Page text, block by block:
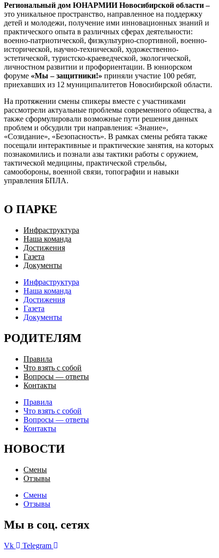
Региональный дом ЮНАРМИИ Новосибирской области –
это уникальное пространство, направленное на поддержку
детей и молодежи, получение ими инновационных знаний и
практического опыта в различных сферах деятельности:
военно-патриотической, физкультурно-спортивной, военно-
исторической, научно-технической, художественно-
эстетической, туристско-краеведческой, экологической,
личностном развитии и профориентации. В юниорском
форуме «Мы – защитники!» приняли участие 100 ребят,
приехавших из 12 муниципалитетов Новосибирской области.
На протяжении смены спикеры вместе с участниками
рассмотрели актуальные проблемы современного общества, а
также сформулировали возможные пути решения данных
проблем и обсудили три направления: «Знание»,
«Созидание», «Безопасность». В рамках смены ребята также
посещали интерактивные и практические занятия, на которых
познакомились и познали азы тактики работы с оружием,
тактической медицины, практической стрельбы,
самообороны, военной связи, топографии и навыки
управления БПЛА.
О ПАРКЕ
Инфраструктура
Наша команда
Достижения
Газета
Документы
Инфраструктура
Наша команда
Достижения
Газета
Документы
РОДИТЕЛЯМ
Правила
Что взять с собой
Вопросы — ответы
Контакты
Правила
Что взять с собой
Вопросы — ответы
Контакты
НОВОСТИ
Смены
Отзывы
Смены
Отзывы
Мы в соц. сетях
Vk Telegram